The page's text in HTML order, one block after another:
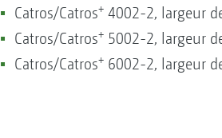
Catros/Catros+4002-2, largeur
Catros/Catros+5002-2, largeur
Catros/Catros+6002-2, largeur